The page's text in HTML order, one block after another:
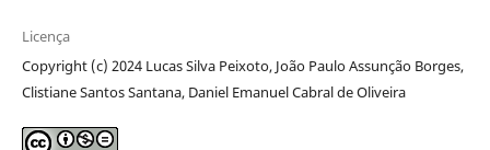
Licença
Copyright (c) 2024 Lucas Silva Peixoto, João Paulo Assunção Borges,
Clistiane Santos Santana, Daniel Emanuel Cabral de Oliveira